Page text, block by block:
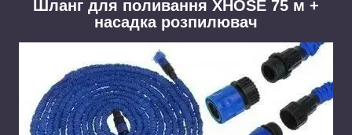
Шланг для поливання XHOSE 75 м +
насадка розпилювач